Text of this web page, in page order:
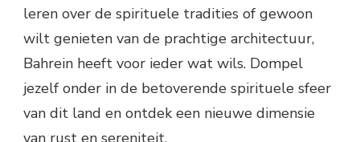
leren over de spirituele tradities of gewoon
wilt genieten van de prachtige architectuur,
Bahrein heeft voor ieder wat wils. Dompel
jezelf onder in de betoverende spirituele sfeer
van dit land en ontdek een nieuwe dimensie
van rust en sereniteit.